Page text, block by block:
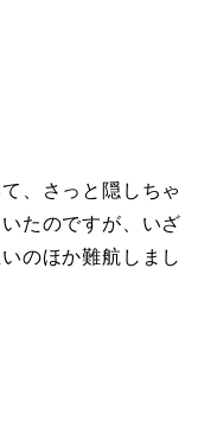
、さっと隠しちゃ
たのですが、いざ
のほか難航しまし